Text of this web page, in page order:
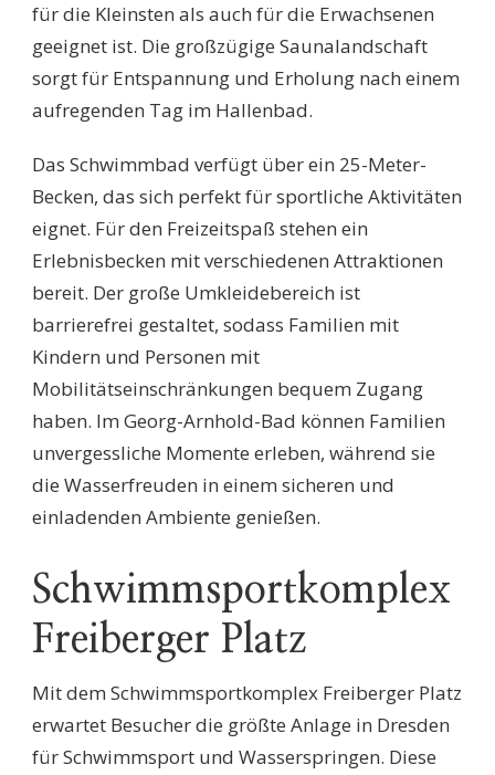
für die Kleinsten als auch für die Erwachsenen
geeignet ist. Die großzügige Saunalandschaft
sorgt für Entspannung und Erholung nach einem
aufregenden Tag im Hallenbad.
Das Schwimmbad verfügt über ein 25-Meter-
Becken, das sich perfekt für sportliche Aktivitäten
eignet. Für den Freizeitspaß stehen ein
Erlebnisbecken mit verschiedenen Attraktionen
bereit. Der große Umkleidebereich ist
barrierefrei gestaltet, sodass Familien mit
Kindern und Personen mit
Mobilitätseinschränkungen bequem Zugang
haben. Im Georg-Arnhold-Bad können Familien
unvergessliche Momente erleben, während sie
die Wasserfreuden in einem sicheren und
einladenden Ambiente genießen.
Schwimmsportkomplex
Freiberger Platz
Mit dem Schwimmsportkomplex Freiberger Platz
erwartet Besucher die größte Anlage in Dresden
für Schwimmsport und Wasserspringen. Diese